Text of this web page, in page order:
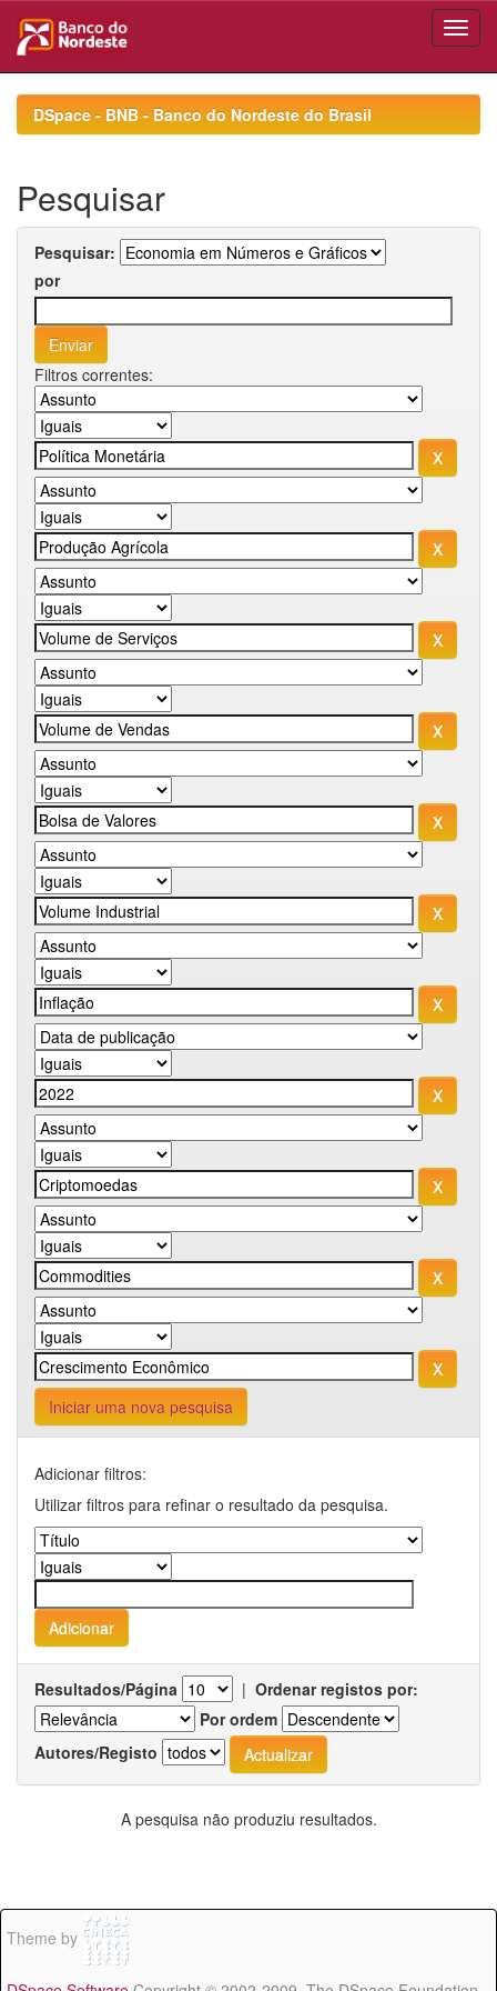
navigationDSpace - BNB - Banco do Nordeste do Brasil
Pesquisar
Pesquisar:
por
Filtros correntes:
Iniciar uma nova pesquisa
Adicionar filtros:
Utilizar filtros para refinar o resultado da pesquisa.
Resultados/Página | Ordenar registos por:
Por ordem
Autores/Registo
A pesquisa não produziu resultados.
Theme by